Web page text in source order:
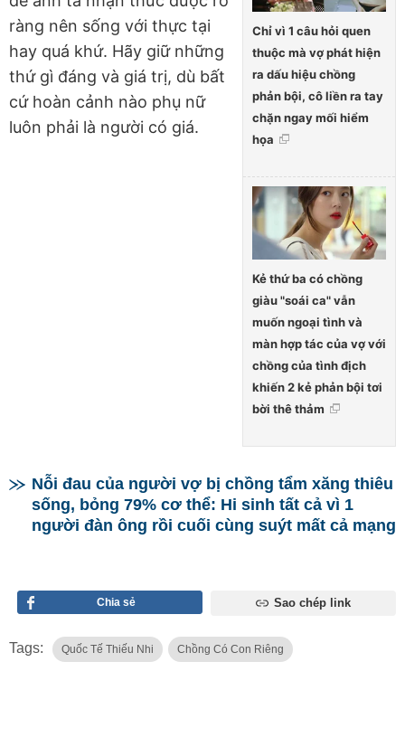
Chỉ vì 1 câu hỏi quen
thuộc mà vợ phát hiện
ra dấu hiệu chồng
phản bội, cô liền ra tay
chặn ngay mối hiểm
họa
Kẻ thứ ba có chồng
giàu "soái ca" vẫn
muốn ngoại tình và
màn hợp tác của vợ với
chồng của tình địch
khiến 2 kẻ phản bội tơi
bời thê thảm
ràng nên sống với thực tại
hay quá khứ. Hãy giữ những
thứ gì đáng và giá trị, dù bất
cứ hoàn cảnh nào phụ nữ
luôn phải là người có giá.
Nỗi đau của người vợ bị chồng tẩm xăng thiêu
sống, bỏng 79% cơ thể: Hi sinh tất cả vì 1
người đàn ông rồi cuối cùng suýt mất cả mạng
Chia sẻ Sao chép link
Tags: Quốc Tế Thiếu Nhi Chồng Có Con Riêng